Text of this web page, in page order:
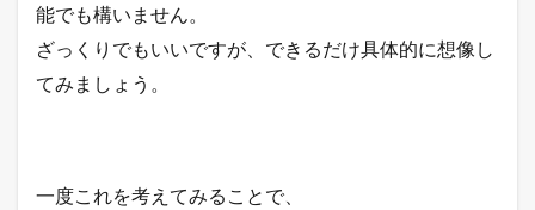
能でも構いません。
ざっくりでもいいですが、できるだけ具体的に想像し
てみましょう。
一度これを考えてみることで、